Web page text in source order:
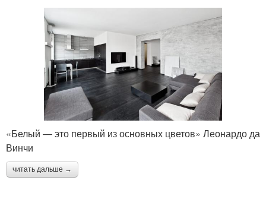
«Белый — это первый из основных цветов» Леонардо да
Винчи
читать дальше →